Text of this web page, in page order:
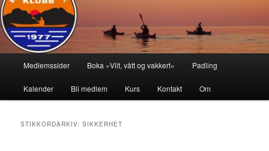
Medlemssider Boka «Vilt, vått og vakkert» Padling
Kalender Bli medlem Kurs Kontakt Om
STIKKORDARKIV:SIKKERHET